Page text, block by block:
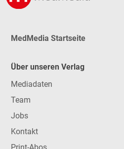
MedMedia Startseite
Über unseren Verlag
Mediadaten
Team
Jobs
Kontakt